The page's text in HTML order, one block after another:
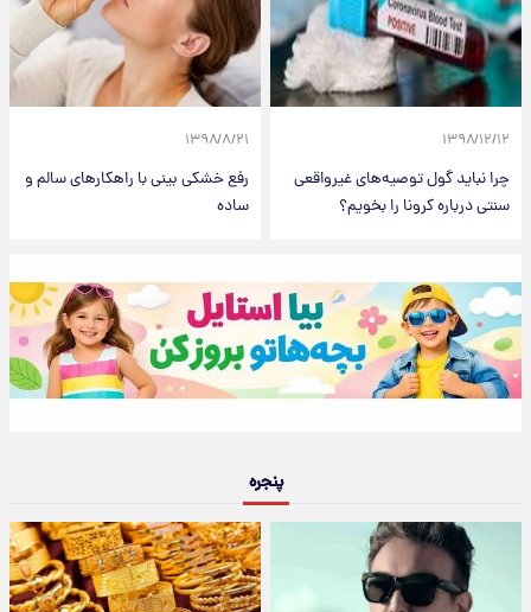
۱۳۹۸/۱۲/۱۲
چرا نباید گول توصیه‌های غیرواقعی
سنتی درباره کرونا را بخویم؟
۱۳۹۸/۸/۲۱
رفع خشکی بینی با راهکار‌های سالم و
ساده
پنجره